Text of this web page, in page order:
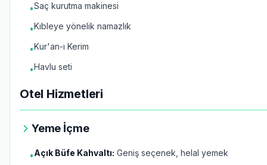
•Saç kurutma makinesi
•Kıbleye yönelik namazlık
•Kur'an-ı Kerim
•Havlu seti
Otel Hizmetleri
Yeme İçme
•Açık Büfe Kahvaltı: Geniş seçenek, helal yemek